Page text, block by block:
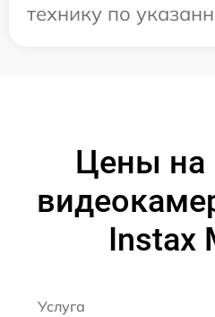
технику по
Цены на
Instax
Услуга